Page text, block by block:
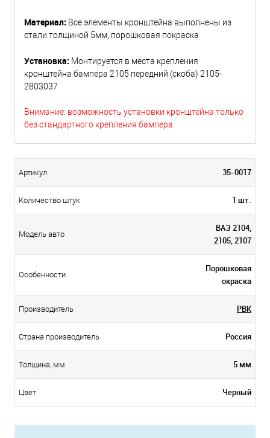
Материал: Все элементы кронштейна выполнены из
стали толщиной 5мм, порошковая покраска
Установка: Монтируется в места крепления
кронштейна бампера 2105 передний (скоба) 2105-
2803037
Внимание: возможность установки кронштейна только
без стандартного крепления бампера.
Артикул 35-0017
Количество штук 1 шт.
Модель авто
ВАЗ 2104,
2105, 2107
Особенности
Порошковая
окраска
Производитель PBK
Страна производитель Россия
Толщина, мм 5 мм
Цвет Черный